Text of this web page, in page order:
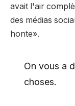
avait l'air
des médias
honte».
On vous a
choses.